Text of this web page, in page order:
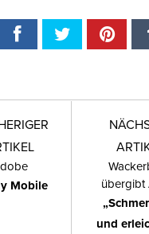
Mobile
übergibt
und